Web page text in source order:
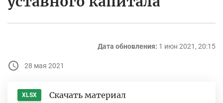
Дата обновления: 1 июн 2021, 20:15
28 мая 2021
XLSX Скачать материал